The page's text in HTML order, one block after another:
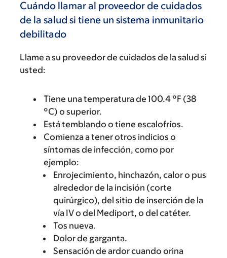
Cuándo llamar al proveedor de cuidados
de la salud si tiene un sistema inmunitario
debilitado
Llame a su proveedor de cuidados de la salud si
usted:
Tiene una temperatura de 100.4 °F (38
°C) o superior.
Está temblando o tiene escalofríos.
Comienza a tener otros indicios o
síntomas de infección, como por
ejemplo:
Enrojecimiento, hinchazón, calor o pus
alrededor de la incisión (corte
quirúrgico), del sitio de inserción de la
vía IV o del Mediport, o del catéter.
Tos nueva.
Dolor de garganta.
Sensación de ardor cuando orina